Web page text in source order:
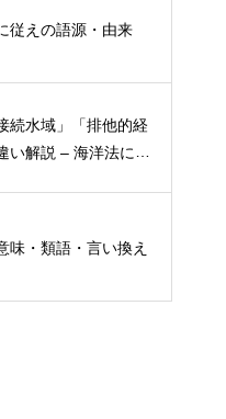
従えの語源・由来
続水域」「排他的経
い解説 – 海洋法にお
味・類語・言い換え